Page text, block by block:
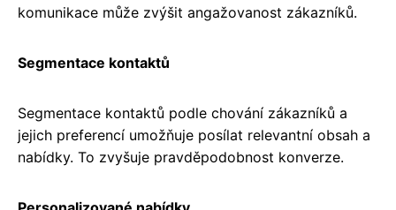
komunikace může zvýšit angažovanost zákazníků.
Segmentace kontaktů
Segmentace kontaktů podle chování zákazníků a
jejich preferencí umožňuje posílat relevantní obsah a
nabídky. To zvyšuje pravděpodobnost konverze.